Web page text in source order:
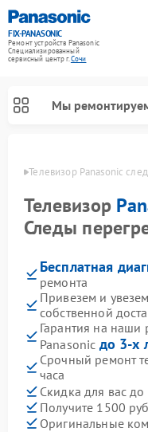
FIX-PANASONIC
Ремонт устройств Panasonic
Специализированный
cервисный центр г.Сочи
Мы
Сочи Телевизор Panasonic
Телевизор
Следы
Бесплатная
ремонта
Привезем и
собственной
Гарантия на наши
Panasonic до 3-х
Срочный ремонт
часа
Скидка для вас до
Получите 1500
Оригинальные